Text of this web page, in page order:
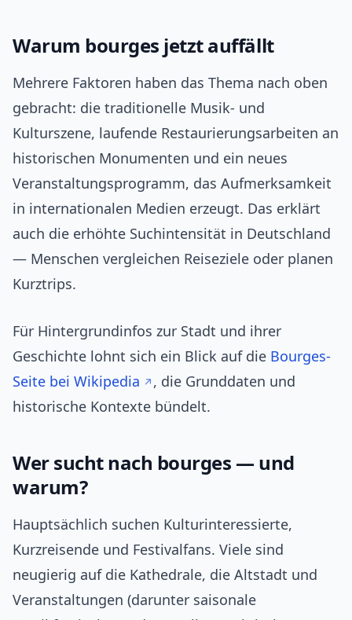
Warum bourges jetzt auffällt
Mehrere Faktoren haben das Thema nach oben
gebracht: die traditionelle Musik- und
Kulturszene, laufende Restaurierungsarbeiten an
historischen Monumenten und ein neues
Veranstaltungsprogramm, das Aufmerksamkeit
in internationalen Medien erzeugt. Das erklärt
auch die erhöhte Suchintensität in Deutschland
— Menschen vergleichen Reiseziele oder planen
Kurztrips.
Für Hintergrundinfos zur Stadt und ihrer
Geschichte lohnt sich ein Blick auf die Bourges-
Seite bei Wikipedia
, die Grunddaten und
historische Kontexte bündelt.
Wer sucht nach bourges — und
warum?
Hauptsächlich suchen Kulturinteressierte,
Kurzreisende und Festivalfans. Viele sind
neugierig auf die Kathedrale, die Altstadt und
Veranstaltungen (darunter saisonale